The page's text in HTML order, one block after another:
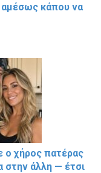
κάπου να
ο χήρος πατέρας
στην άλλη — έτσι